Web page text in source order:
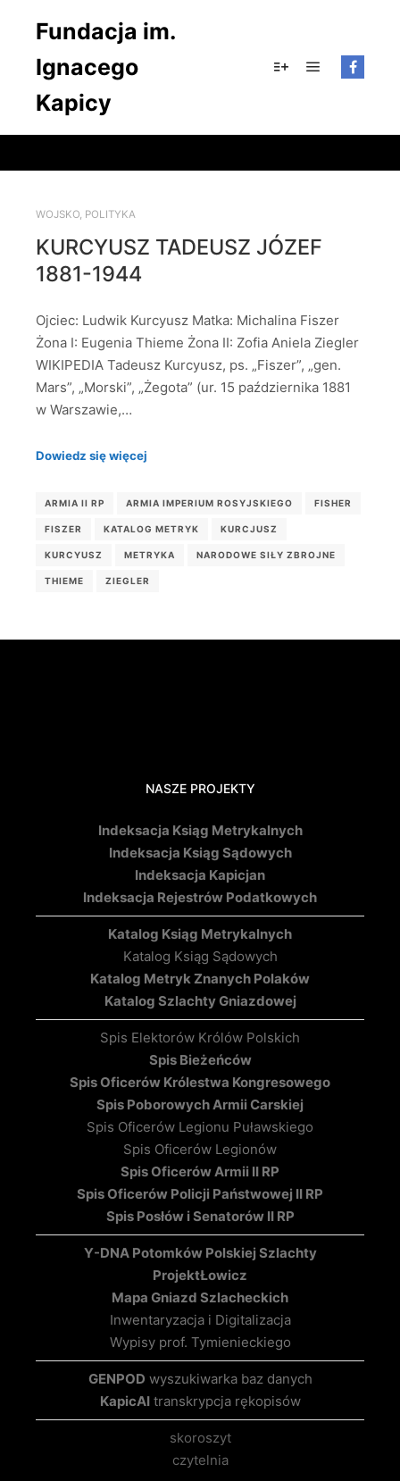
Fundacja im.
Ignacego
Kapicy
WOJSKO, POLITYKA
KURCYUSZ TADEUSZ JÓZEF
1881-1944
Ojciec: Ludwik Kurcyusz Matka: Michalina Fiszer
Żona I: Eugenia Thieme Żona II: Zofia Aniela Ziegler
WIKIPEDIA Tadeusz Kurcyusz, ps. „Fiszer”, „gen.
Mars”, „Morski”, „Żegota” (ur. 15 października 1881
w Warszawie,…
Dowiedz się więcej
ARMIA II RP ARMIA IMPERIUM ROSYJSKIEGO FISHER
FISZER KATALOG METRYK KURCJUSZ
KURCYUSZ METRYKA NARODOWE SIŁY ZBROJNE
THIEME ZIEGLER
NASZE PROJEKTY
Indeksacja Ksiąg Metrykalnych
Indeksacja Ksiąg Sądowych
Indeksacja Kapicjan
Indeksacja Rejestrów Podatkowych
Katalog Ksiąg Metrykalnych
Katalog Ksiąg Sądowych
Katalog Metryk Znanych Polaków
Katalog Szlachty Gniazdowej
Spis Elektorów Królów Polskich
Spis Bieżeńców
Spis Oficerów Królestwa Kongresowego
Spis Poborowych Armii Carskiej
Spis Oficerów Legionu Puławskiego
Spis Oficerów Legionów
Spis Oficerów Armii II RP
Spis Oficerów Policji Państwowej II RP
Spis Posłów i Senatorów II RP
Y-DNA Potomków Polskiej Szlachty
ProjektŁowicz
Mapa Gniazd Szlacheckich
Inwentaryzacja i Digitalizacja
Wypisy prof. Tymienieckiego
GENPOD wyszukiwarka baz danych
KapicAItranskrypcja rękopisów
skoroszyt
czytelnia